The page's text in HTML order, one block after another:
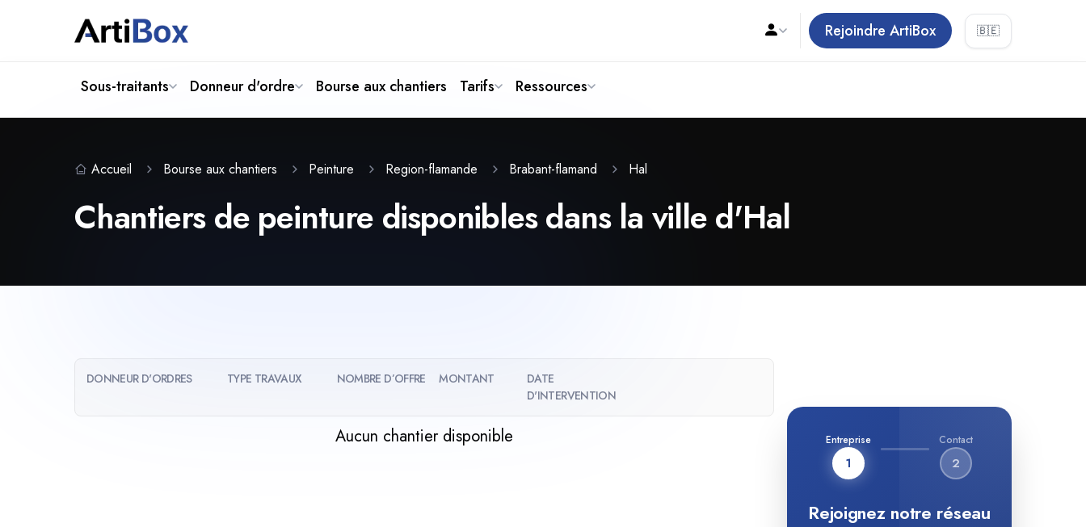
Rejoindre ArtiBox 🇧🇪
Sous-traitants Donneur d'ordre Bourse aux chantiers Tarifs Ressources
Accueil Bourse aux chantiers Peinture Region-flamande Brabant-flamand Hal
Chantiers de peinture disponibles dans la ville d'Hal
DONNEUR D'ORDRES TYPE TRAVAUX NOMBRE D’OFFRE MONTANT
DATE
D'INTERVENTION
Aucun chantier disponible Entreprise
1
Contact
2
Rejoignez notre réseau